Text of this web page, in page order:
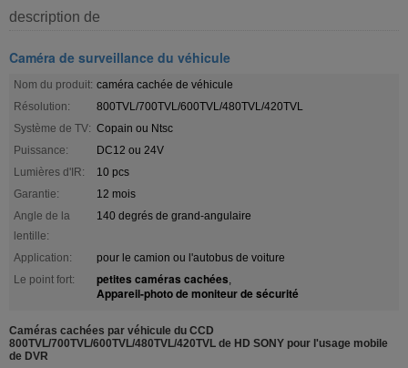
description de
Caméra de surveillance du véhicule
Nom du produit: caméra cachée de véhicule
Résolution:
800TVL/700TVL/600TVL/480TVL/420TVL
Système de TV: Copain ou Ntsc
Puissance:
DC12 ou 24V
Lumières d'IR:
10 pcs
Garantie:
12 mois
Angle de la
lentille:
140 degrés de grand-angulaire
Application:
pour le camion ou l'autobus de voiture
Le point fort:
petites caméras cachées,
Appareil-photo de moniteur de sécurité
Caméras cachées par véhicule du CCD
800TVL/700TVL/600TVL/480TVL/420TVL de HD SONY pour l'usage mobile
de DVR